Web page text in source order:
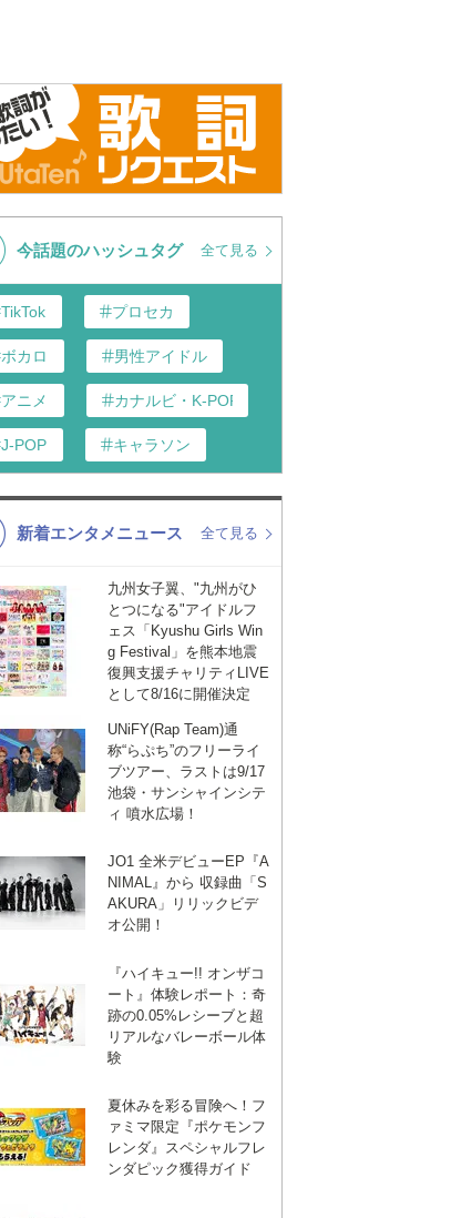
今話題のハッシュタグ 全て見る
TikTok プロセカ
ボカロ 男性アイドル
アニメ カナルビ・K-POP和訳
J-POP キャラソン
K-POP 演歌・歌謡
洋楽
VTuber ディズニー
新着エンタメニュース 全て見る
九州女子翼、"九州がひ
とつになる"アイドルフ
ェス「Kyushu Girls Win
g Festival」を熊本地震
復興支援チャリティLIVE
として8/16に開催決定
UNiFY(Rap Team)通
称“らぷち”のフリーライ
ブツアー、ラストは9/17
池袋・サンシャインシテ
ィ 噴水広場！
JO1 全米デビューEP『A
NIMAL』から 収録曲「S
AKURA」リリックビデ
オ公開！
『ハイキュー!! オンザコ
ート』体験レポート：奇
跡の0.05%レシーブと超
リアルなバレーボール体
験
夏休みを彩る冒険へ！フ
ァミマ限定『ポケモンフ
レンダ』スペシャルフレ
ンダピック獲得ガイド